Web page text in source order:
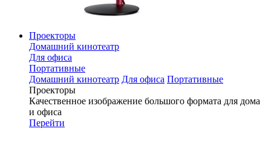
Проекторы
Домашний кинотеатр
Для офиса
Портативные
Домашний кинотеатр Для офиса Портативные
Проекторы
Качественное изображение большого формата для дома
и офиса
Перейти